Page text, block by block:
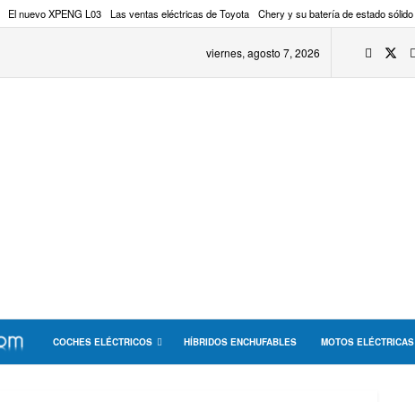
El nuevo XPENG L03 Las ventas eléctricas de Toyota Chery y su batería de estado sólido
viernes, agosto 7, 2026
COCHES ELÉCTRICOS HÍBRIDOS ENCHUFABLES MOTOS ELÉCTRICAS